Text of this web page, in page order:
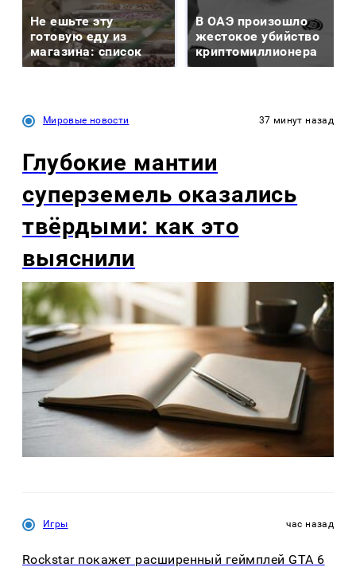
Не ешьте эту
готовую еду из
магазина: список
В ОАЭ произошло
жестокое убийство
криптомиллионера
Мировые новости 37 минут назад
Глубокие мантии
суперземель оказались
твёрдыми: как это
выяснили
Игры час назад
Rockstar покажет расширенный геймплей GTA 6